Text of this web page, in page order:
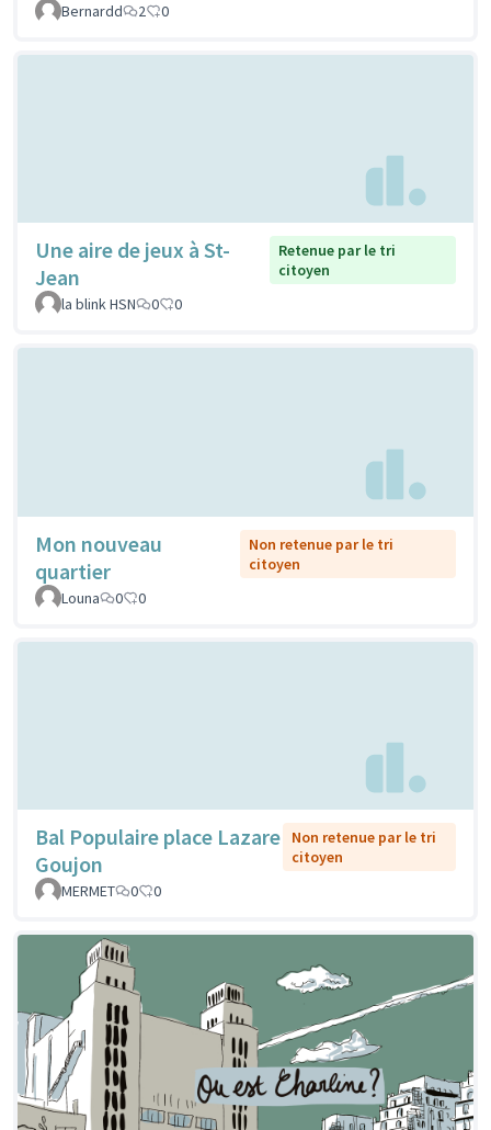
Bernardd 2 0
Une aire de jeux à St-
Jean
Retenue par le tri
citoyen
la blink HSN
0 0
Mon nouveau
quartier
Non retenue par le tri
citoyen
Louna
0 0
Bal Populaire place Lazare
Goujon
Non retenue par le tri
citoyen
MERMET
0 0